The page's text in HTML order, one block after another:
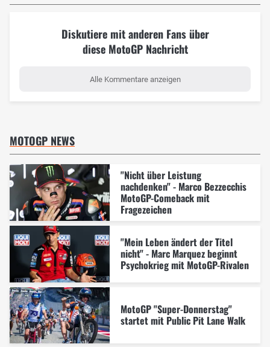
Diskutiere mit anderen Fans über
diese MotoGP Nachricht
Alle Kommentare anzeigen
MOTOGP NEWS
"Nicht über Leistung
nachdenken" - Marco Bezzecchis
MotoGP-Comeback mit
Fragezeichen
"Mein Leben ändert der Titel
nicht" - Marc Marquez beginnt
Psychokrieg mit MotoGP-Rivalen
MotoGP "Super-Donnerstag"
startet mit Public Pit Lane Walk